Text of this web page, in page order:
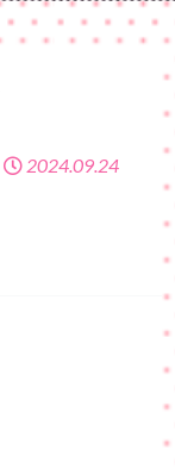
2024.09.24